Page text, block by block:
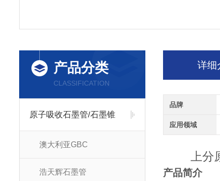
产品分类
CLASSIFICATION
原子吸收石墨管/石墨锥
澳大利亚GBC
浩天辉石墨管
详细
品牌
应用领域
上
产